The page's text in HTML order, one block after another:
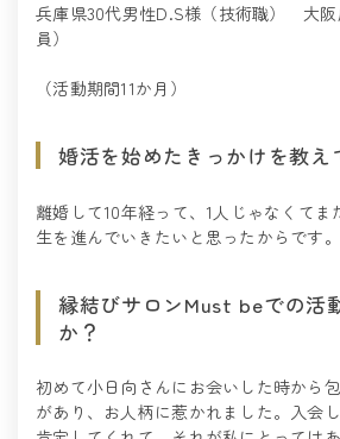
兵庫県30代男性D.S様（技術職） 大阪
員）
（活動期間11か月）
婚活を始めたきっかけを教え
離婚して10年経って、1人じゃなくてま
生を進んでいきたいと思ったからです。
縁結びサロンMust beでの活
か？
初めて小日向さんにお会いした時から
があり、お人柄に惹かれました。入会